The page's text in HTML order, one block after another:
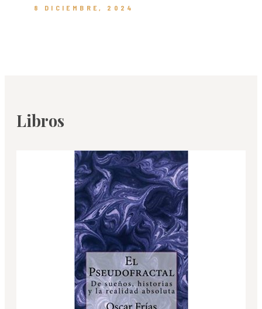
8 DICIEMBRE, 2024
Libros